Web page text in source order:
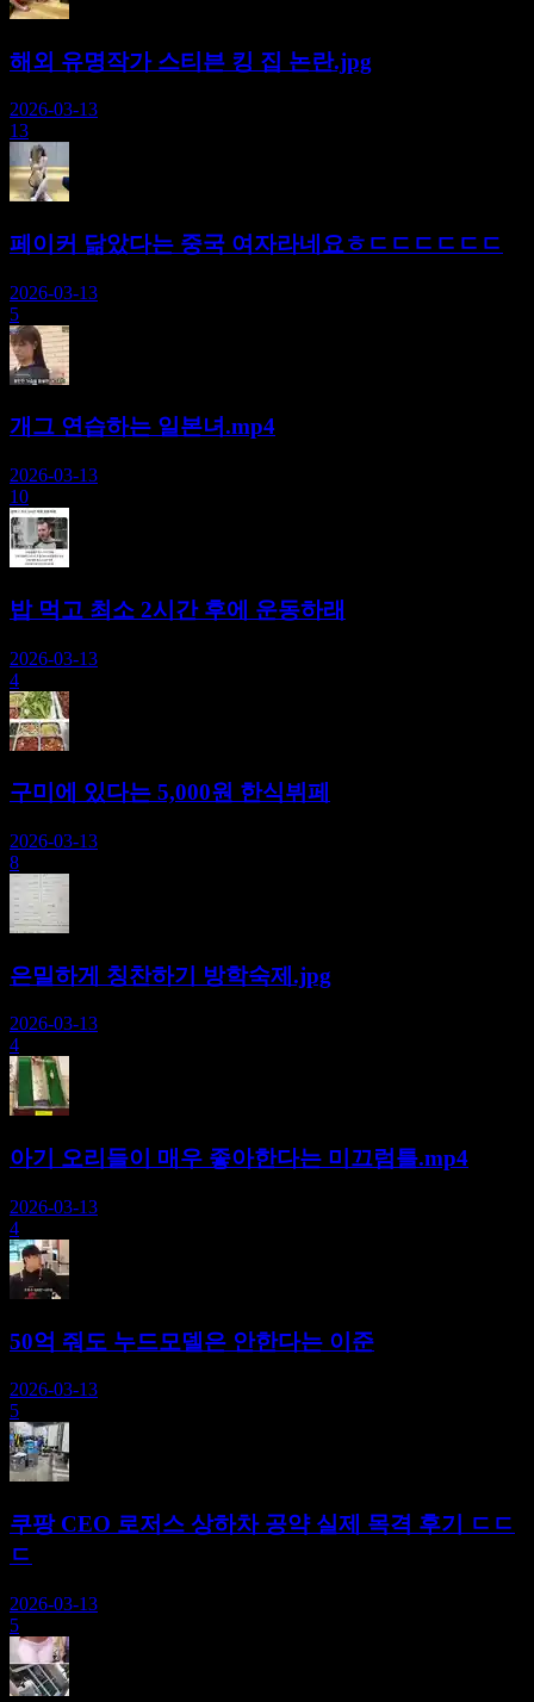
해외 유명작가 스티븐 킹 집 논란.jpg
2026-03-13
13
페이커 닮았다는 중국 여자라네요ㅎㄷㄷㄷㄷㄷㄷ
2026-03-13
5
개그 연습하는 일본녀.mp4
2026-03-13
10
밥 먹고 최소 2시간 후에 운동하래
2026-03-13
4
구미에 있다는 5,000원 한식뷔페
2026-03-13
8
은밀하게 칭찬하기 방학숙제.jpg
2026-03-13
4
아기 오리들이 매우 좋아한다는 미끄럼틀.mp4
2026-03-13
4
50억 줘도 누드모델은 안한다는 이준
2026-03-13
5
쿠팡 CEO 로저스 상하차 공약 실제 목격 후기 ㄷㄷ
ㄷ
2026-03-13
5